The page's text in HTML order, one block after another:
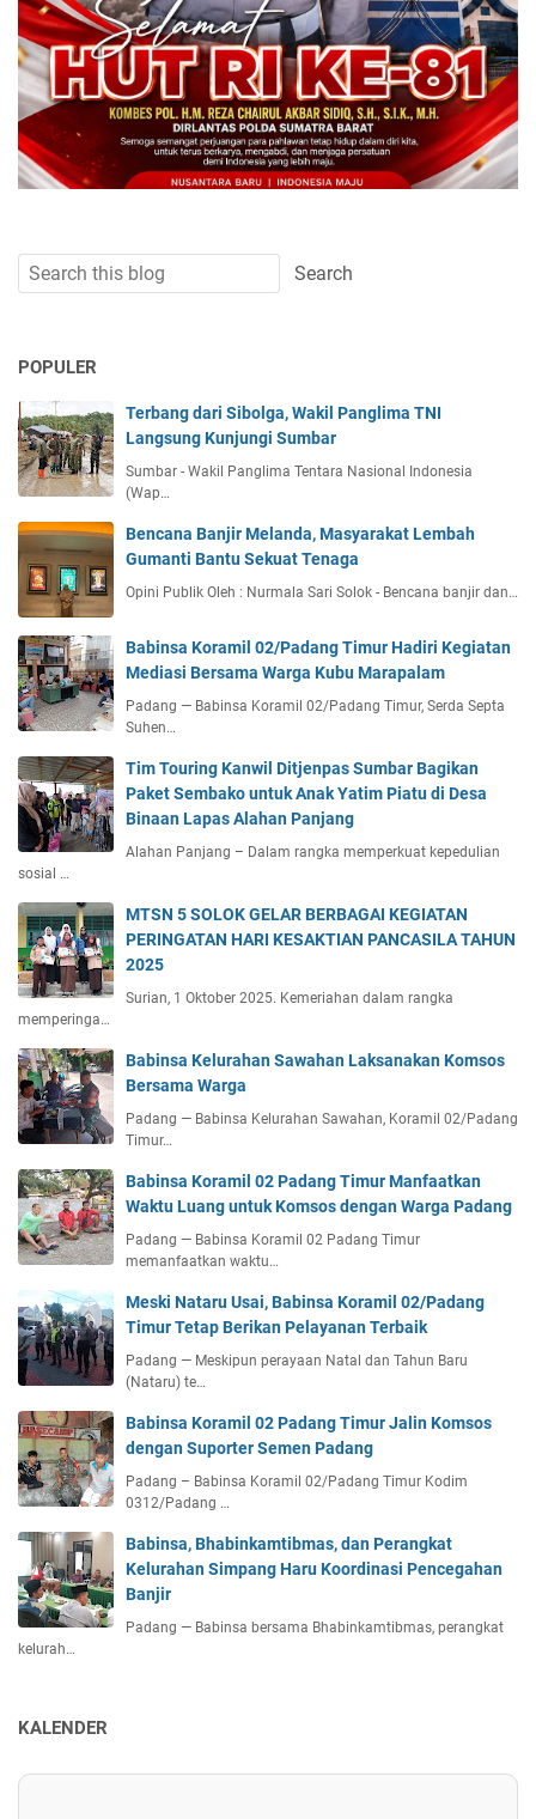
POPULER
Terbang dari Sibolga, Wakil Panglima TNI
Langsung Kunjungi Sumbar
Sumbar - Wakil Panglima Tentara Nasional Indonesia
(Wap…
Bencana Banjir Melanda, Masyarakat Lembah
Gumanti Bantu Sekuat Tenaga
Opini Publik Oleh : Nurmala Sari Solok - Bencana banjir dan…
Babinsa Koramil 02/Padang Timur Hadiri Kegiatan
Mediasi Bersama Warga Kubu Marapalam
Padang — Babinsa Koramil 02/Padang Timur, Serda Septa
Suhen…
Tim Touring Kanwil Ditjenpas Sumbar Bagikan
Paket Sembako untuk Anak Yatim Piatu di Desa
Binaan Lapas Alahan Panjang
Alahan Panjang – Dalam rangka memperkuat kepedulian
sosial …
MTSN 5 SOLOK GELAR BERBAGAI KEGIATAN
PERINGATAN HARI KESAKTIAN PANCASILA TAHUN
2025
Surian, 1 Oktober 2025. Kemeriahan dalam rangka
memperinga…
Babinsa Kelurahan Sawahan Laksanakan Komsos
Bersama Warga
Padang — Babinsa Kelurahan Sawahan, Koramil 02/Padang
Timur…
Babinsa Koramil 02 Padang Timur Manfaatkan
Waktu Luang untuk Komsos dengan Warga Padang
Padang — Babinsa Koramil 02 Padang Timur
memanfaatkan waktu…
Meski Nataru Usai, Babinsa Koramil 02/Padang
Timur Tetap Berikan Pelayanan Terbaik
Padang — Meskipun perayaan Natal dan Tahun Baru
(Nataru) te…
Babinsa Koramil 02 Padang Timur Jalin Komsos
dengan Suporter Semen Padang
Padang – Babinsa Koramil 02/Padang Timur Kodim
0312/Padang …
Babinsa, Bhabinkamtibmas, dan Perangkat
Kelurahan Simpang Haru Koordinasi Pencegahan
Banjir
Padang — Babinsa bersama Bhabinkamtibmas, perangkat
kelurah…
KALENDER